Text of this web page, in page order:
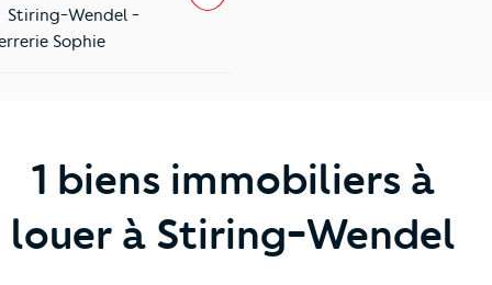
Stiring-Wendel -
Sophie
1 biens immobiliers à
louer à Stiring-Wendel